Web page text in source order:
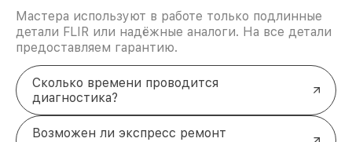
Мастера используют в работе только подлинные
детали FLIR или надёжные аналоги. На все детали
предоставляем гарантию.
Сколько времени проводится
диагностика?
Возможен ли экспресс ремонт